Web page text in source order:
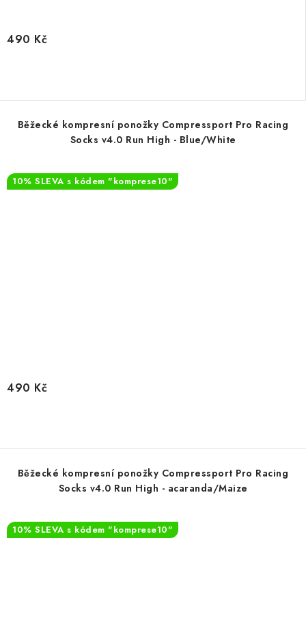
490 Kč
Běžecké kompresní ponožky Compressport Pro Racing
Socks v4.0 Run High - Blue/White
10% SLEVA s kódem "komprese10"
490 Kč
Běžecké kompresní ponožky Compressport Pro Racing
Socks v4.0 Run High - acaranda/Maize
10% SLEVA s kódem "komprese10"